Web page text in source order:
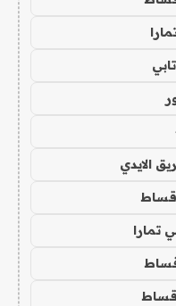
الايدي
تمارا